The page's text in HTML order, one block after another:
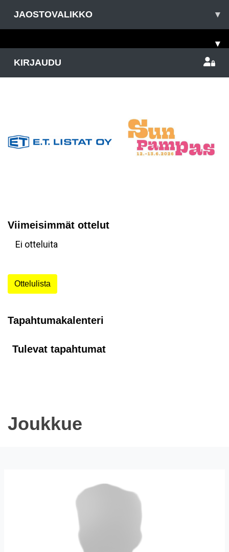
JAOSTOVALIKKO ▾
▾
KIRJAUDU
Viimeisimmät ottelut
Ei otteluita
Ottelulista
Tapahtumakalenteri
Tulevat tapahtumat
Joukkue